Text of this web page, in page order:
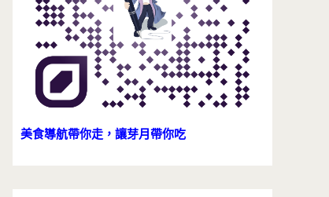
美食導航帶你走，讓芽月帶你吃